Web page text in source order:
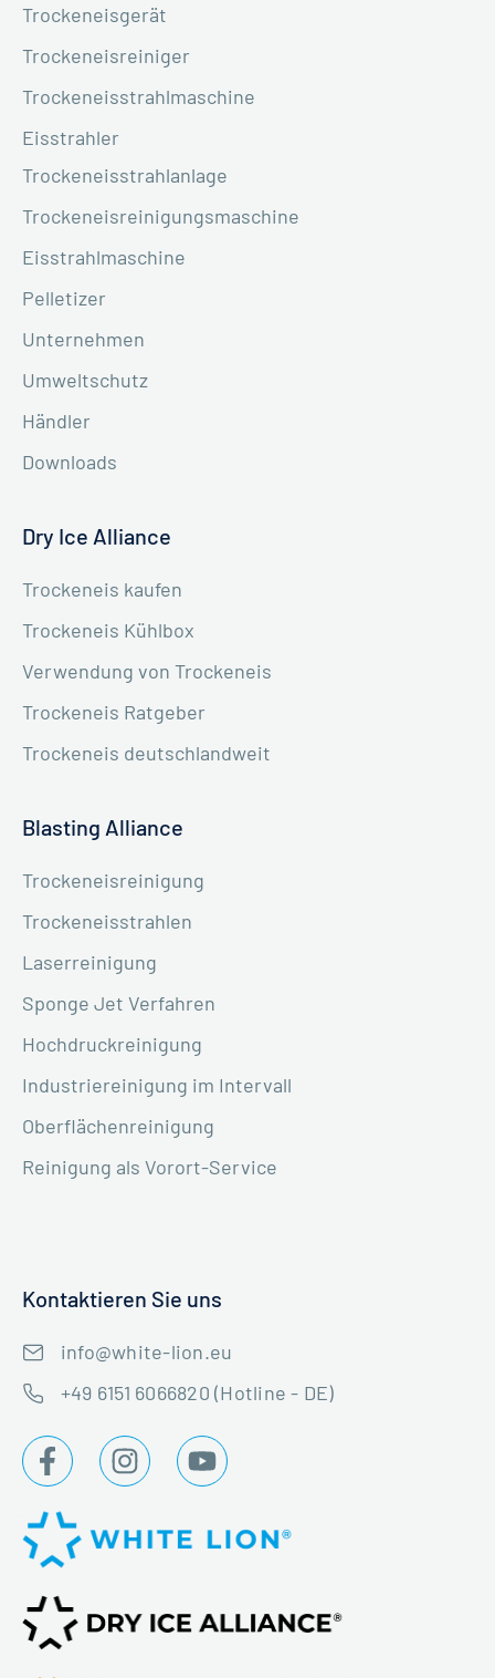
Trockeneisgerät
Trockeneisreiniger
Trockeneisstrahlmaschine
Eisstrahler
Trockeneisstrahlanlage
Trockeneisreinigungsmaschine
Eisstrahlmaschine
Pelletizer
Unternehmen
Umweltschutz
Händler
Downloads
Dry Ice Alliance
Trockeneis kaufen
Trockeneis Kühlbox
Verwendung von Trockeneis
Trockeneis Ratgeber
Trockeneis deutschlandweit
Blasting Alliance
Trockeneisreinigung
Trockeneisstrahlen
Laserreinigung
Sponge Jet Verfahren
Hochdruckreinigung
Industriereinigung im Intervall
Oberflächenreinigung
Reinigung als Vorort-Service
Kontaktieren Sie uns
info@white-lion.eu
+49 6151 6066820 (Hotline - DE)